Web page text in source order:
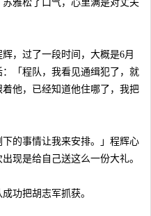
雅松了口气，心里满是对丈夫
，过了一段时间，大概是6月
「程队，我看见通缉犯了，就
他，已经知道他住哪了，我把
的事情让我来安排。」程辉心
现是给自己送这么一份大礼。
功把胡志军抓获。